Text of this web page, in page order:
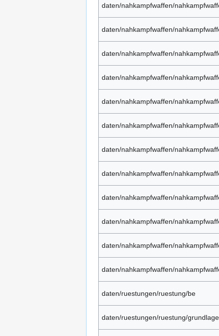
daten/nahkampfwaffen/
daten/nahkampfwaffen/
daten/nahkampfwaffen/
daten/nahkampfwaffen/
daten/nahkampfwaffen/
daten/nahkampfwaffen/
daten/nahkampfwaffen/
daten/nahkampfwaffen/
daten/nahkampfwaffen/
daten/nahkampfwaffen/
daten/nahkampfwaffen/
daten/nahkampfwaffen/
daten/ruestungen/ruestung/be
daten/ruestungen/ruestung/grundlage